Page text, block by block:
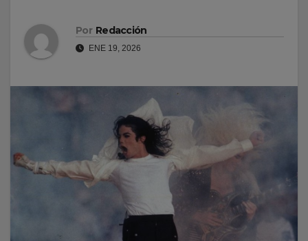
Por Redacción
ENE 19, 2026